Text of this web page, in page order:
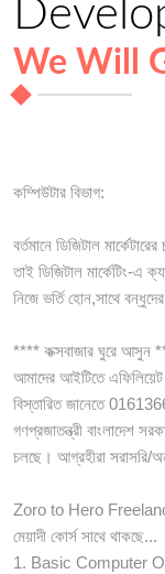
We Will
কম্পিউটার বিভাগ:
বর্তমানে ডিজিটাল
তাই ডিজিটাল মার্কেটিং-
নিজে ভর্তি হোন,সাথে
**** কক্সবাজার ঘুরে আসুন
আমাদের আইটিতে এফিলিয়েট
বিস্তারিত জানেতে
গণপ্রজাতন্ত্রী বাংলাদেশ
চলছে। আগ্রহীরা সরাসরি/
Zoro to Hero
মেয়াদী কোর্স সাথে থাকছে...
1. Basic Computer